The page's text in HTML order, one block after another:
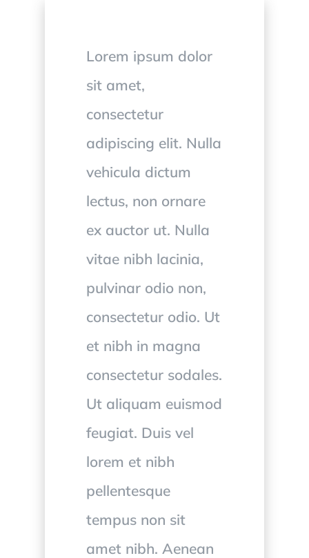
Lorem ipsum dolor
sit amet,
consectetur
adipiscing elit. Nulla
vehicula dictum
lectus, non ornare
ex auctor ut. Nulla
vitae nibh lacinia,
pulvinar odio non,
consectetur odio. Ut
et nibh in magna
consectetur sodales.
Ut aliquam euismod
feugiat. Duis vel
lorem et nibh
pellentesque
tempus non sit
amet nibh. Aenean